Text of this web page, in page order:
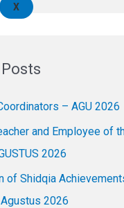
X
– AGU 2026
and Employee of
2026
of Shidqia
2026